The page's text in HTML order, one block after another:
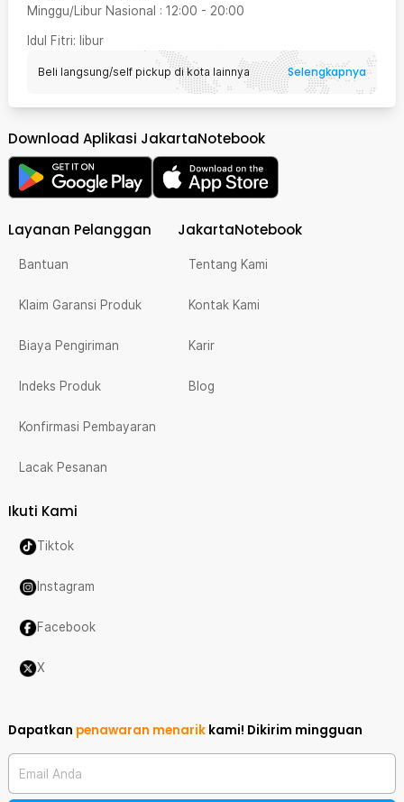
Minggu/Libur Nasional : 12:00 - 20:00
Idul Fitri: libur
Beli langsung/self pickup di kota lainnya Selengkapnya
Download Aplikasi JakartaNotebook
Layanan Pelanggan
Bantuan
Klaim Garansi Produk
Biaya Pengiriman
Indeks Produk
Konfirmasi Pembayaran
Lacak Pesanan
JakartaNotebook
Tentang Kami
Kontak Kami
Karir
Blog
Ikuti Kami
Tiktok
Instagram
Facebook
X
Dapatkan penawaran menarik kami! Dikirim mingguan
Email Anda